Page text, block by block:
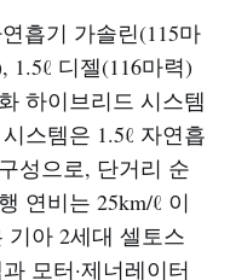
흡기 가솔린(115마
1.5ℓ 디젤(116마력)
하이브리드 시스템
스템은 1.5ℓ 자연흡
성으로, 단거리 순
연비는 25km/ℓ 이
아 2세대 셀토스
모터·제너레이터